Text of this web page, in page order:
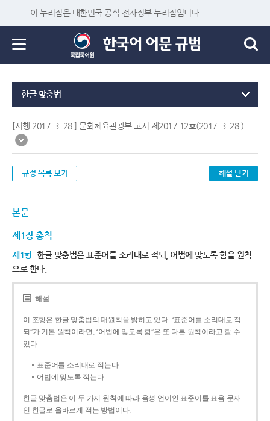
이 누리집은 대한민국 공식 전자정부 누리집입니다.
한글 맞춤법
[시행 2017. 3. 28.] 문화체육관광부 고시 제2017-12호(2017. 3. 28.)
규정 목록 보기 해설 닫기
본문
제1장 총칙
제1항 한글 맞춤법은 표준어를 소리대로 적되, 어법에 맞도록 함을 원칙
으로 한다.
해설
이 조항은 한글 맞춤법의 대원칙을 밝히고 있다. “표준어를 소리대로 적
되”가 기본 원칙이라면, “어법에 맞도록 함”은 또 다른 원칙이라고 할 수
있다.
표준어를 소리대로 적는다.
어법에 맞도록 적는다.
한글 맞춤법은 이 두 가지 원칙에 따라 음성 언어인 표준어를 표음 문자
인 한글로 올바르게 적는 방법이다.